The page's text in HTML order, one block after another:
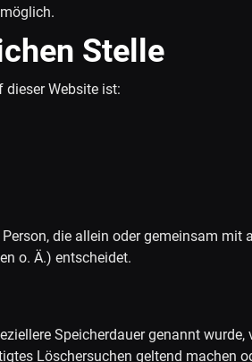
Stelle
Website ist:
die allein oder gemeinsam mit
o. Ä.) entscheidet.
Speicherdauer genannt
Löschersuchen geltend machen